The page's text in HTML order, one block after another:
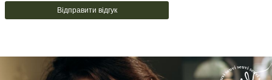
Відправити відгук